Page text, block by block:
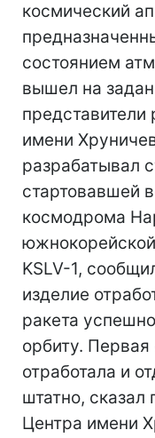
космический
состоянием
вышел на
представители
имени
разрабатывал
стартовавшей
космодрома
KSLV-1,
изделие
ракета
орбиту.
отработала и
штатно, сказал
Центра имени